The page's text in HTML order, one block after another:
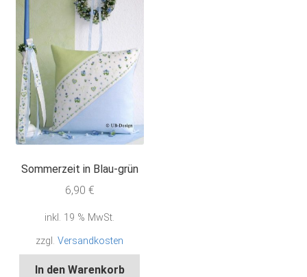
Sommerzeit in Blau-grün
6,90 €
inkl. 19 % MwSt.
zzgl.Versandkosten
In den Warenkorb